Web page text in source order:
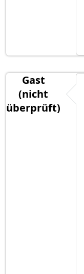
Gast
(nicht
überprüft)